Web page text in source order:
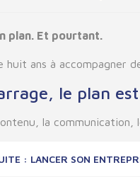
plan. Et pourtant.
huit ans à accompagner
le plan
la communication,
: LANCER SON